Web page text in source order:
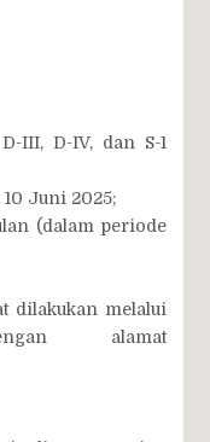
III, D-IV, dan S-1
10 Juni 2025;
(dalam periode
dilakukan melalui
alamat